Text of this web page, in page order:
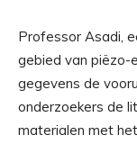
Professor Asadi,
gebied van piëzo-
gegevens de
onderzoekers de
materialen met